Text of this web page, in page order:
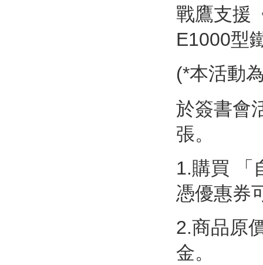
戰鷹支援
E1000型
(*本活動
於簽書會
張。
1.購買 「
憑優惠券
2.商品原
金。